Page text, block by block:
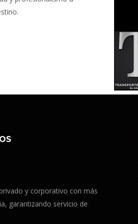
y corporativo con más
garantizando servicio de